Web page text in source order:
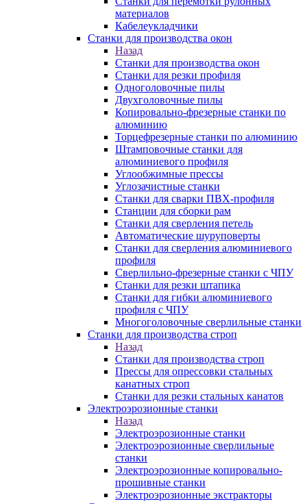
материалов
Кабелеукладчики
Станки для производства окон
Назад
Станки для производства окон
Станки для резки профиля
Одноголовочные пилы
Двухголовочные пилы
Копировально-фрезерные станки по
алюминию
Торцефрезерные станки по алюминию
Штамповочные станки для
алюминиевого профиля
Углообжимные прессы
Углозачистные станки
Станки для сварки ПВХ-профиля
Станции для сборки рам
Станки для сверления петель
Автоматические шуруповерты
Станки для сверления алюминиевого
профиля
Сверлильно-фрезерные станки с ЧПУ
Станки для резки штапика
Станки для гибки алюминиевого
профиля с ЧПУ
Многоголовочные сверлильные станки
Станки для производства строп
Назад
Станки для производства строп
Прессы для опрессовки стальных
канатных строп
Станки для резки стальных канатов
Электроэрозионные станки
Назад
Электроэрозионные станки
Электроэрозионные сверлильные
станки
Электроэрозионные копировально-
прошивные станки
Электроэрозионные экстракторы